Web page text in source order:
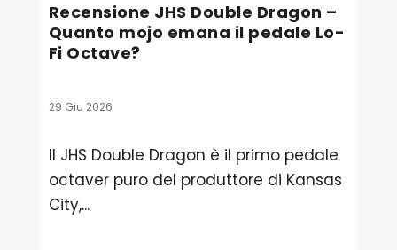
Recensione JHS Double Dragon –
Quanto mojo emana il pedale Lo-
Fi Octave?
29 Giu 2026
Il JHS Double Dragon è il primo pedale
octaver puro del produttore di Kansas
City,...